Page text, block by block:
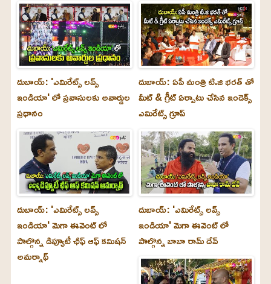
దుబాయ్: 'ఎమిరేట్స్ లవ్స్
ఇండియా' లో ప్రవాసులకు అవార్డుల
ప్రధానం
దుబాయ్: ఏపీ మంత్రి టి.జి భరత్ తో
మీట్ & గ్రీట్ ఏర్పాటు చేసిన ఇండెక్స్
ఎమిరేట్స్ గ్రూప్
దుబాయ్‌: 'ఎమిరేట్స్ లవ్స్
ఇండియా' మెగా ఈవెంట్ లో
పాల్గొన్న డిప్యూటీ ఛీఫ్ ఆఫ్ కమిషన్
అమర్నాథ్
దుబాయ్‌: 'ఎమిరేట్స్ లవ్స్
ఇండియా' మెగా ఈవెంట్ లో
పాల్గొన్న బాబా రామ్ దేవ్